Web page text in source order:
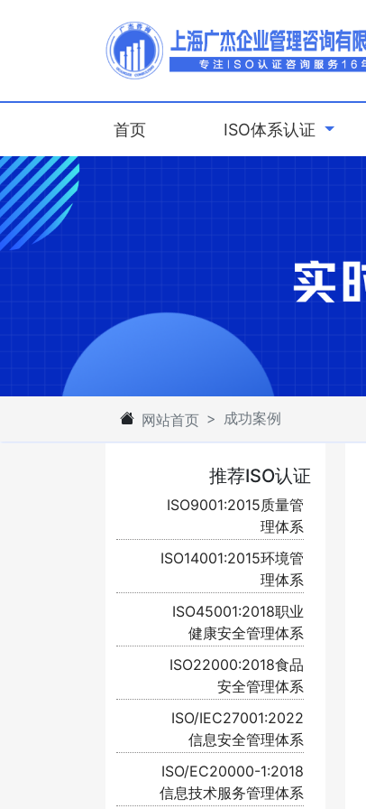
首页(current) ISO体系认证
网站首页 成功案例
推荐ISO认证
ISO9001:2015质量管
理体系
ISO14001:2015环境管
理体系
ISO45001:2018职业
健康安全管理体系
ISO22000:2018食品
安全管理体系
ISO/IEC27001:2022
信息安全管理体系
ISO/EC20000-1:2018
信息技术服务管理体系